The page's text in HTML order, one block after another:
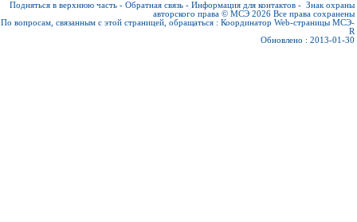
Подняться в верхнюю часть - Обратная связь - Информация для контактов - Знак охраны
авторского права © МСЭ 2026 Все права сохранены
По вопросам, связанным с этой страницей, обращаться : Координатор Web-страницы МСЭ-
R
Обновлено : 2013-01-30